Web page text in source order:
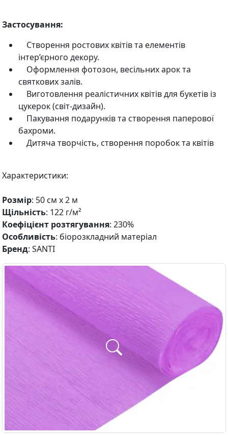
Застосування:
Створення ростових квітів та елементів
інтер’єрного декору.
Оформлення фотозон, весільних арок та
святкових залів.
Виготовлення реалістичних квітів для букетів із
цукерок (світ-дизайн).
Пакування подарунків та створення паперової
бахроми.
Дитяча творчість, створення поробок та квітів
Характеристики:
Розмір: 50 см х 2 м
Щільність: 122 г/м²
Коефіцієнт розтягування: 230%
Особливість: біорозкладний матеріал
Бренд: SANTI